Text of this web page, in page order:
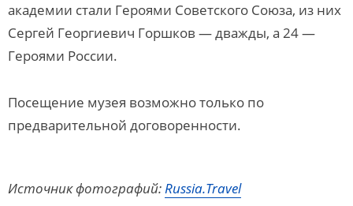
академии стали Героями Советского Союза, из них
Сергей Георгиевич Горшков — дважды, а 24 —
Героями России.
Посещение музея возможно только по
предварительной договоренности.
Источник фотографий:Russia.Travel